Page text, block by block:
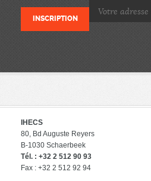
IHECS
80, Bd Auguste Reyers
B-1030 Schaerbeek
Tél. : +32 2 512 90 93
Fax : +32 2 512 92 94